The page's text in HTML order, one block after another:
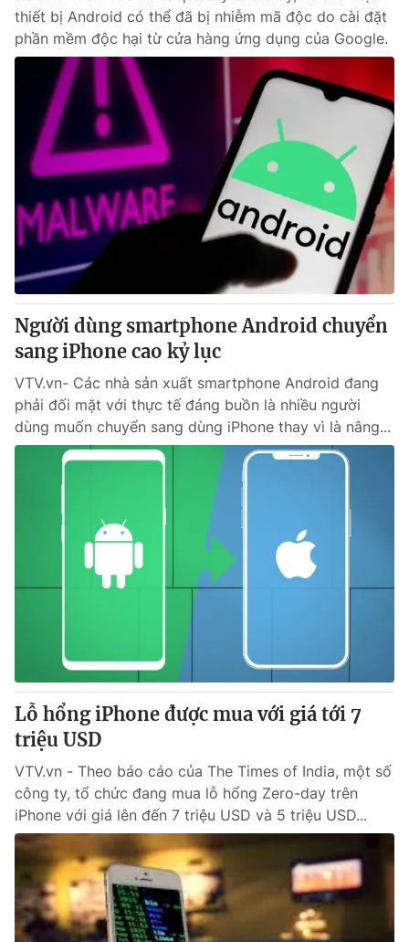
thiết bị Android có thể đã bị nhiễm mã độc do cài đặt
phần mềm độc hại từ cửa hàng ứng dụng của Google.
Người dùng smartphone Android chuyển
sang iPhone cao kỷ lục
VTV.vn- Các nhà sản xuất smartphone Android đang
phải đối mặt với thực tế đáng buồn là nhiều người
dùng muốn chuyển sang dùng iPhone thay vì là nâng...
Lỗ hổng iPhone được mua với giá tới 7
triệu USD
VTV.vn - Theo báo cáo của The Times of India, một số
công ty, tổ chức đang mua lỗ hổng Zero-day trên
iPhone với giá lên đến 7 triệu USD và 5 triệu USD...